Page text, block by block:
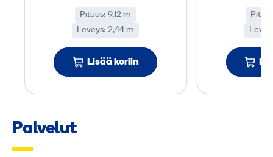
'
,
k
e
Pituus: 9,12 m
Leveys: 2,44 m
Lisää koriin
Palvelut